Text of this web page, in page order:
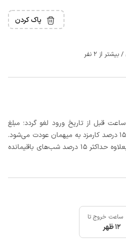
پاک کردن
در صورتی که رزرو، حداقل ۲۴ ساعت قبل از تاریخ ورود لغو گردد؛ مبلغ
صورتحساب پس از کسر حداکثر 15 درصد کارمزد به میهمان عودت می‌شود.
در غیر اینصورت اجاره شب اول بعلاوه حداکثر 15 درصد شب‌های باقیمانده
ساعت خروج تا
12 ظهر